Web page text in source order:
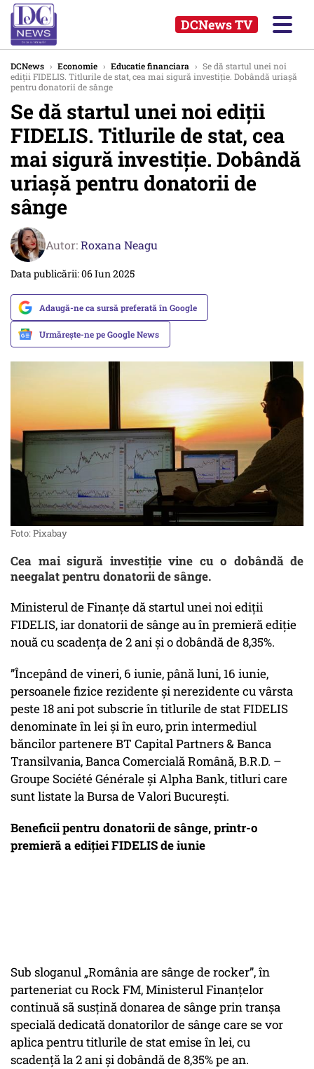
DCNews TV
DCNews › Economie › Educatie financiara › Se dă startul unei noi
ediții FIDELIS. Titlurile de stat, cea mai sigură investiție. Dobândă uriașă
pentru donatorii de sânge
Se dă startul unei noi ediții
FIDELIS. Titlurile de stat, cea
mai sigură investiție. Dobândă
uriașă pentru donatorii de
sânge
Autor:Roxana Neagu
Data publicării: 06 Iun 2025
Adaugă-ne ca sursă preferată în Google
Urmărește-ne pe Google News
Foto: Pixabay
Cea mai sigură investiție vine cu o dobândă de
neegalat pentru donatorii de sânge.
Ministerul de Finanțe dă startul unei noi ediții
FIDELIS, iar donatorii de sânge au în premieră ediție
nouă cu scadența de 2 ani și o dobândă de 8,35%.
”Începând de vineri, 6 iunie, până luni, 16 iunie,
persoanele fizice rezidente și nerezidente cu vârsta
peste 18 ani pot subscrie în titlurile de stat FIDELIS
denominate în lei și în euro, prin intermediul
băncilor partenere BT Capital Partners & Banca
Transilvania, Banca Comercială Română, B.R.D. –
Groupe Société Générale și Alpha Bank, titluri care
sunt listate la Bursa de Valori București.
Beneficii pentru donatorii de sânge, printr-o
premieră a ediției FIDELIS de iunie
Sub sloganul „România are sânge de rocker”, în
parteneriat cu Rock FM, Ministerul Finanțelor
continuă sã susțină donarea de sânge prin tranșa
specială dedicată donatorilor de sânge care se vor
aplica pentru titlurile de stat emise în lei, cu
scadență la 2 ani și dobândă de 8,35% pe an.